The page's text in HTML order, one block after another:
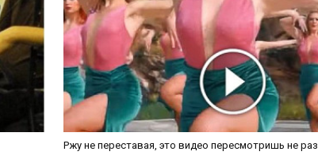
Ржу не переставая, это видео пересмотришь не раз